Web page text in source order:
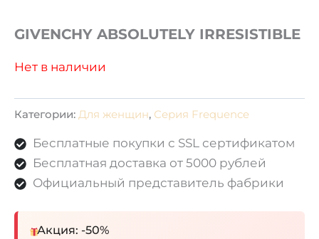
GIVENCHY ABSOLUTELY IRRESISTIBLE
Нет в наличии
Категории: Для женщин, Серия Frequence
Бесплатные покупки с SSL сертификатом
Бесплатная доставка от 5000 рублей
Официальный представитель фабрики
Акция: -50%